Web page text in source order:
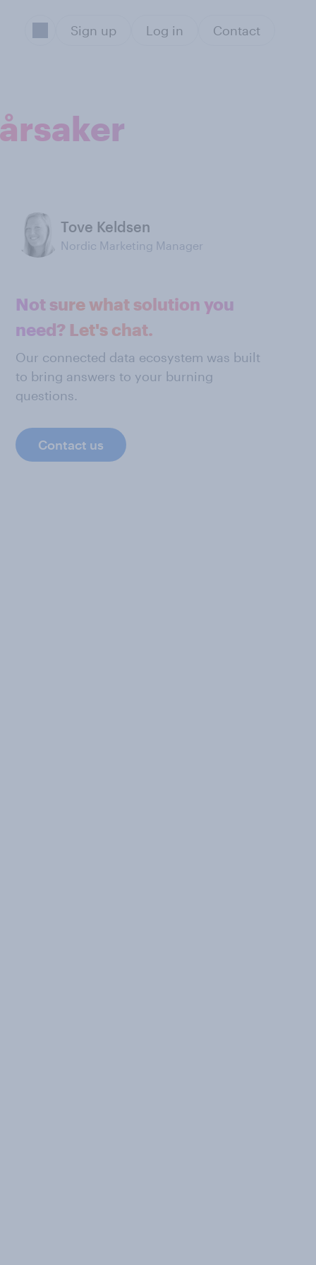
Sign up Log in Contact
Tove Keldsen
Nordic Marketing Manager
Not sure what solution you
need? Let's chat.
Our connected data ecosystem was built
to bring answers to your burning
questions.
Contact us